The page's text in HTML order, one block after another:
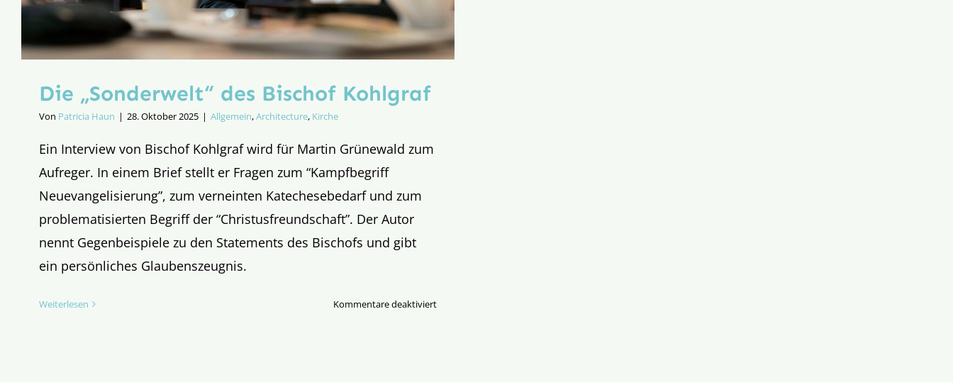
Die „Sonderwelt“ des Bischof Kohlgraf
Von Patricia Haun | 28. Oktober 2025 | Allgemein,Architecture, Kirche
Ein Interview von Bischof Kohlgraf wird für Martin Grünewald zum
Aufreger. In einem Brief stellt er Fragen zum “Kampfbegriff
Neuevangelisierung”, zum verneinten Katechesebedarf und zum
problematisierten Begriff der “Christusfreundschaft”. Der Autor
nennt Gegenbeispiele zu den Statements des Bischofs und gibt
ein persönliches Glaubenszeugnis.
Weiterlesen Kommentare deaktiviertfür